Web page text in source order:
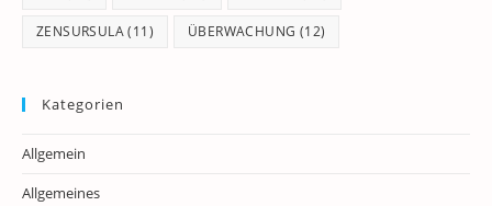
ZENSURSULA(11) ÜBERWACHUNG (12)
Kategorien
Allgemein
Allgemeines